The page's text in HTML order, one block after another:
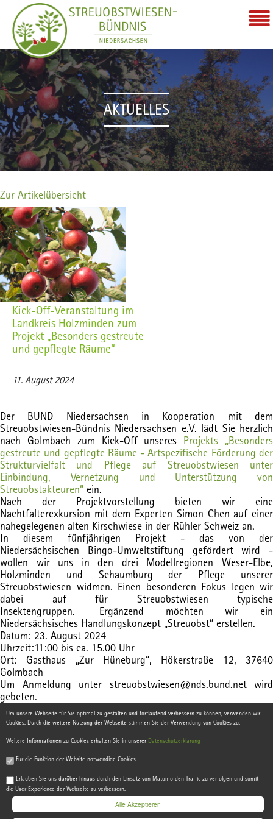
Um unsere Webseite für Sie optimal zu gestalten und fortlaufend verbessern zu können, verwenden wir
Cookies. Durch die weitere Nutzung der Webseite stimmen Sie der Verwendung von Cookies zu.
Weitere Informationen zu Cookies erhalten Sie in unserer Datenschutzerklärung
Für die Funktion der Website notwendige Cookies.
Erlauben Sie uns darüber hinaus durch den Einsatz von Matomo den Traffic zu verfolgen und somit
die User Experience der Webseite zu verbessern.
Alle Akzeptieren
AKTUELLES
Zur Artikelübersicht
Kick-Off-Veranstaltung im
Landkreis Holzminden zum
Projekt „Besonders gestreute
und gepflegte Räume“
11. August 2024
Der BUND Niedersachsen in Kooperation mit dem
Streuobstwiesen-Bündnis Niedersachsen e.V. lädt Sie herzlich
nach Golmbach zum Kick-Off unseres Projekts „Besonders
gestreute und gepflegte Räume - Artspezifische Förderung der
Strukturvielfalt und Pflege auf Streuobstwiesen unter
Einbindung, Vernetzung und Unterstützung von
Streuobstakteuren“ ein.
Nach der Projektvorstellung bieten wir eine
Nachtfalterexkursion mit dem Experten Simon Chen auf einer
nahegelegenen alten Kirschwiese in der Rühler Schweiz an.
In diesem fünfjährigen Projekt - das von der
Niedersächsischen Bingo-Umweltstiftung gefördert wird -
wollen wir uns in den drei Modellregionen Weser-Elbe,
Holzminden und Schaumburg der Pflege unserer
Streuobstwiesen widmen. Einen besonderen Fokus legen wir
dabei auf für Streuobstwiesen typische
Insektengruppen. Ergänzend möchten wir ein
Niedersächsisches Handlungskonzept „Streuobst“ erstellen.
Datum: 23. August 2024
Uhrzeit:11:00 bis ca. 15.00 Uhr
Ort: Gasthaus „Zur Hüneburg“, Hökerstraße 12, 37640
Golmbach
Um Anmeldung unter streuobstwiesen@nds.bund.net wird
gebeten.
© 2021, HannoverIP SYSCON
|Kontakt|Impressum|Datenschutz|Hilfe|